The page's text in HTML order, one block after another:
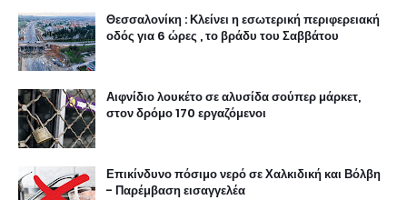
Θεσσαλονίκη : Κλείνει η εσωτερική περιφερειακή
οδός για 6 ώρες , το βράδυ του Σαββάτου
Αιφνίδιο λουκέτο σε αλυσίδα σούπερ μάρκετ,
στον δρόμο 170 εργαζόμενοι
Επικίνδυνο πόσιμο νερό σε Χαλκιδική και Βόλβη
- Παρέμβαση εισαγγελέα